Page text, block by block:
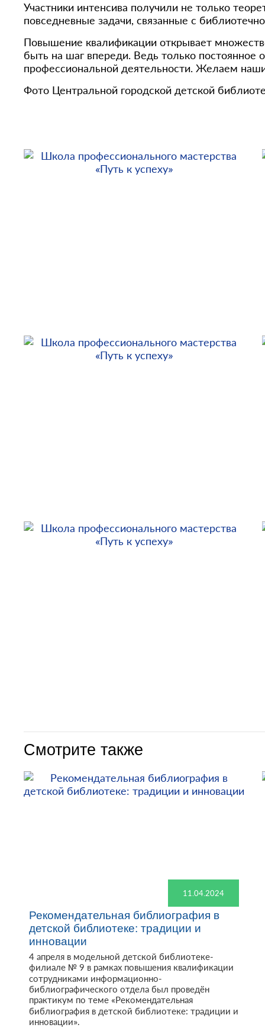
Участники интенсива получили не только
повседневные задачи, связанные с
Повышение квалификации открывает
быть на шаг впереди. Ведь только постоянное
профессиональной деятельности. Желаем
Фото Центральной городской детской
Смотрите также
11.04.2024
Рекомендательная библиография в
детской библиотеке: традиции и
инновации
4 апреля в модельной детской библиотеке-
филиале № 9 в рамках повышения квалификации
сотрудниками информационно-
библиографического отдела был проведён
практикум по теме «Рекомендательная
библиография в детской библиотеке: традиции и
инновации».